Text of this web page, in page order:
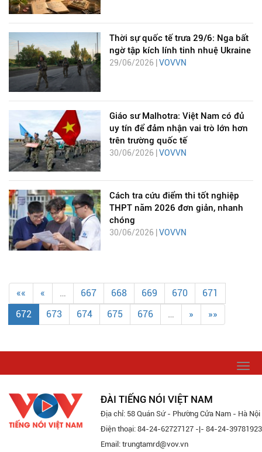
Thời sự quốc tế trưa 29/6: Nga bất
ngờ tập kích lính tinh nhuệ Ukraine
29/06/2026 | VOVVN
Giáo sư Malhotra: Việt Nam có đủ
uy tín để đảm nhận vai trò lớn hơn
trên trường quốc tế
30/06/2026 | VOVVN
Cách tra cứu điểm thi tốt nghiệp
THPT năm 2026 đơn giản, nhanh
chóng
30/06/2026 | VOVVN
«« « … 667 668 669 670
671
672
673 674 675 676 … » »»
ĐÀI TIẾNG NÓI VIỆT NAM
Địa chỉ: 58 Quán Sứ - Phường Cửa Nam - Hà Nội
Điện thoại: 84-24-62727127 -|- 84-24-39781923
Email: trungtamrd@vov.vn